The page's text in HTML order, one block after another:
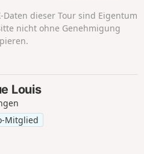
Daten dieser Tour sind Eigentum
nicht ohne Genehmigung
Louis
Mitglied